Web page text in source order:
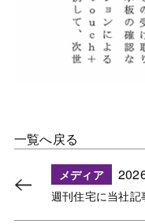
一覧へ戻る
週刊住宅に当社
メディア